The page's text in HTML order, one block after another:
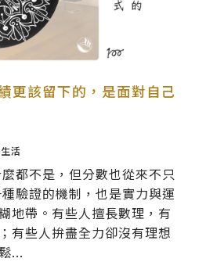
更該留下的，是面對自己
活
都不是，但分數也從來不只
驗證的機制，也是實力與運
地帶。有些人擅長數理，有
有些人拚盡全力卻沒有理想
...